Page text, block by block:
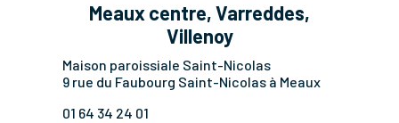
Meaux centre, Varreddes,
Villenoy
Maison paroissiale Saint-Nicolas
9 rue du Faubourg Saint-Nicolas à Meaux
01 64 34 24 01